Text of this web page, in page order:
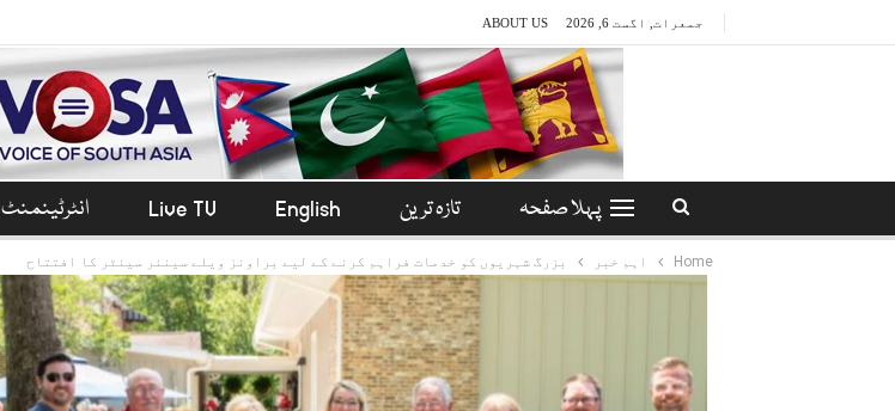
جمعرات, اگست 6, 2026 ABOUT US
پہلا صفحہ تازہ ترین English
Live TV انٹرٹینمنٹ
Home اہم خبر بزرگ شہریوں کو خدمات فراہم کرنے کے لیے براونز ویلے سینئر سینٹر کا افتتاح